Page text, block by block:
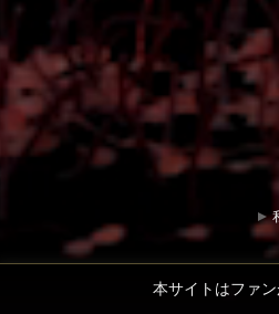
本サイトはファ